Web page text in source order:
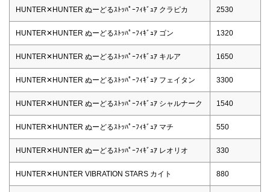
HUNTER✕HUNTER ぬーどるｽﾄｯﾊﾟｰﾌｨｷﾞｭｱ クラピカ 2530
HUNTER✕HUNTER ぬーどるｽﾄｯﾊﾟｰﾌｨｷﾞｭｱ ゴン 1320
HUNTER✕HUNTER ぬーどるｽﾄｯﾊﾟｰﾌｨｷﾞｭｱ キルア 1650
HUNTER✕HUNTER ぬーどるｽﾄｯﾊﾟｰﾌｨｷﾞｭｱ フェイタン 3300
HUNTER✕HUNTER ぬーどるｽﾄｯﾊﾟｰﾌｨｷﾞｭｱ シャルナーク 1540
HUNTER✕HUNTER ぬーどるｽﾄｯﾊﾟｰﾌｨｷﾞｭｱ マチ 550
HUNTER✕HUNTER ぬーどるｽﾄｯﾊﾟｰﾌｨｷﾞｭｱ レオリオ 330
HUNTER✕HUNTER VIBRATION STARS カイト 880